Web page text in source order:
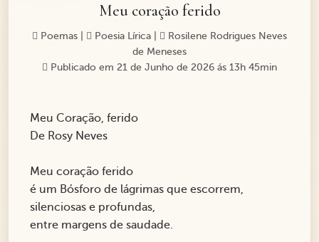
Meu coração ferido
Poemas Poesia Lírica
Rosilene Rodrigues Neves
de Meneses
Publicado em 21 de Junho de 2026 ás 13h 45min
Meu Coração, ferido
De Rosy Neves
Meu coração ferido
é um Bósforo de lágrimas que escorrem,
silenciosas e profundas,
entre margens de saudade.